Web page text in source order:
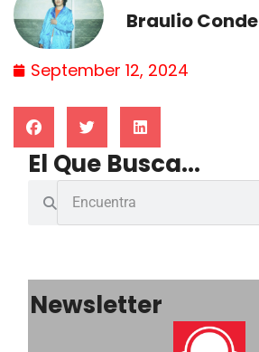
Braulio Conde
September 12, 2024
El Que Busca...
Newsletter